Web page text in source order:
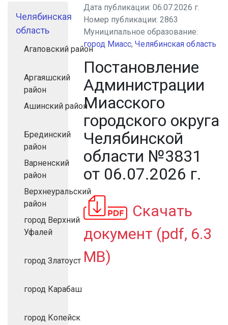
Челябинская
область
Агаповский район
Аргаяшский
район
Ашинский район
Брединский
район
Варненский
район
Верхнеуральский
район
город Верхний
Уфалей
город Златоуст
город Карабаш
город Копейск
Дата публикации:06.07.2026 г.
Номер публикации:2863
Муниципальное образование:
город Миасс,Челябинская область
Постановление
Администрации
Миасского
городского округа
Челябинской
области №3831
от 06.07.2026 г.
Скачать
документ (pdf, 6.3
MB)